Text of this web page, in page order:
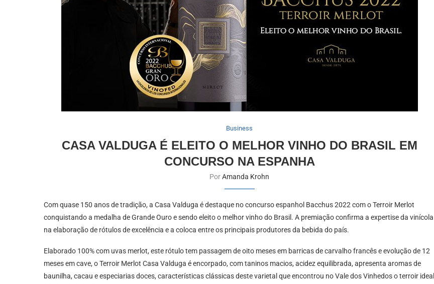
Business
CASA VALDUGA É ELEITO O MELHOR VINHO DO BRASIL EM
CONCURSO NA ESPANHA
PorAmanda Krohn
Com quase 150 anos de tradição, a Casa Valduga é destaque no concurso espanhol Bacchus 2022 com o Terroir Merlot
conquistando a medalha de Grande Ouro e sendo eleito o melhor vinho do Brasil. A premiação confirma a expertise da vinícola
na elaboração de rótulos de excelência e a coloca entre os principais produtores da bebida do país.
Elaborado 100% com uvas merlot, este rótulo tem passagem de oito meses em barricas de carvalho francês e evolução de 12
meses em cave, o Terroir Merlot Casa Valduga é encorpado, com taninos macios, acidez equilibrada, apresenta aromas de
baunilha, cacau e especiarias doces, características clássicas deste varietal que encontrou no Vale dos Vinhedos o terroir ideal